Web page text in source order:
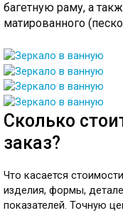
багетную раму, а
матированного
Сколько
заказ?
Что касается
изделия, формы,
показателей. Точную